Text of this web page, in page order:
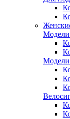
Модели
Модели